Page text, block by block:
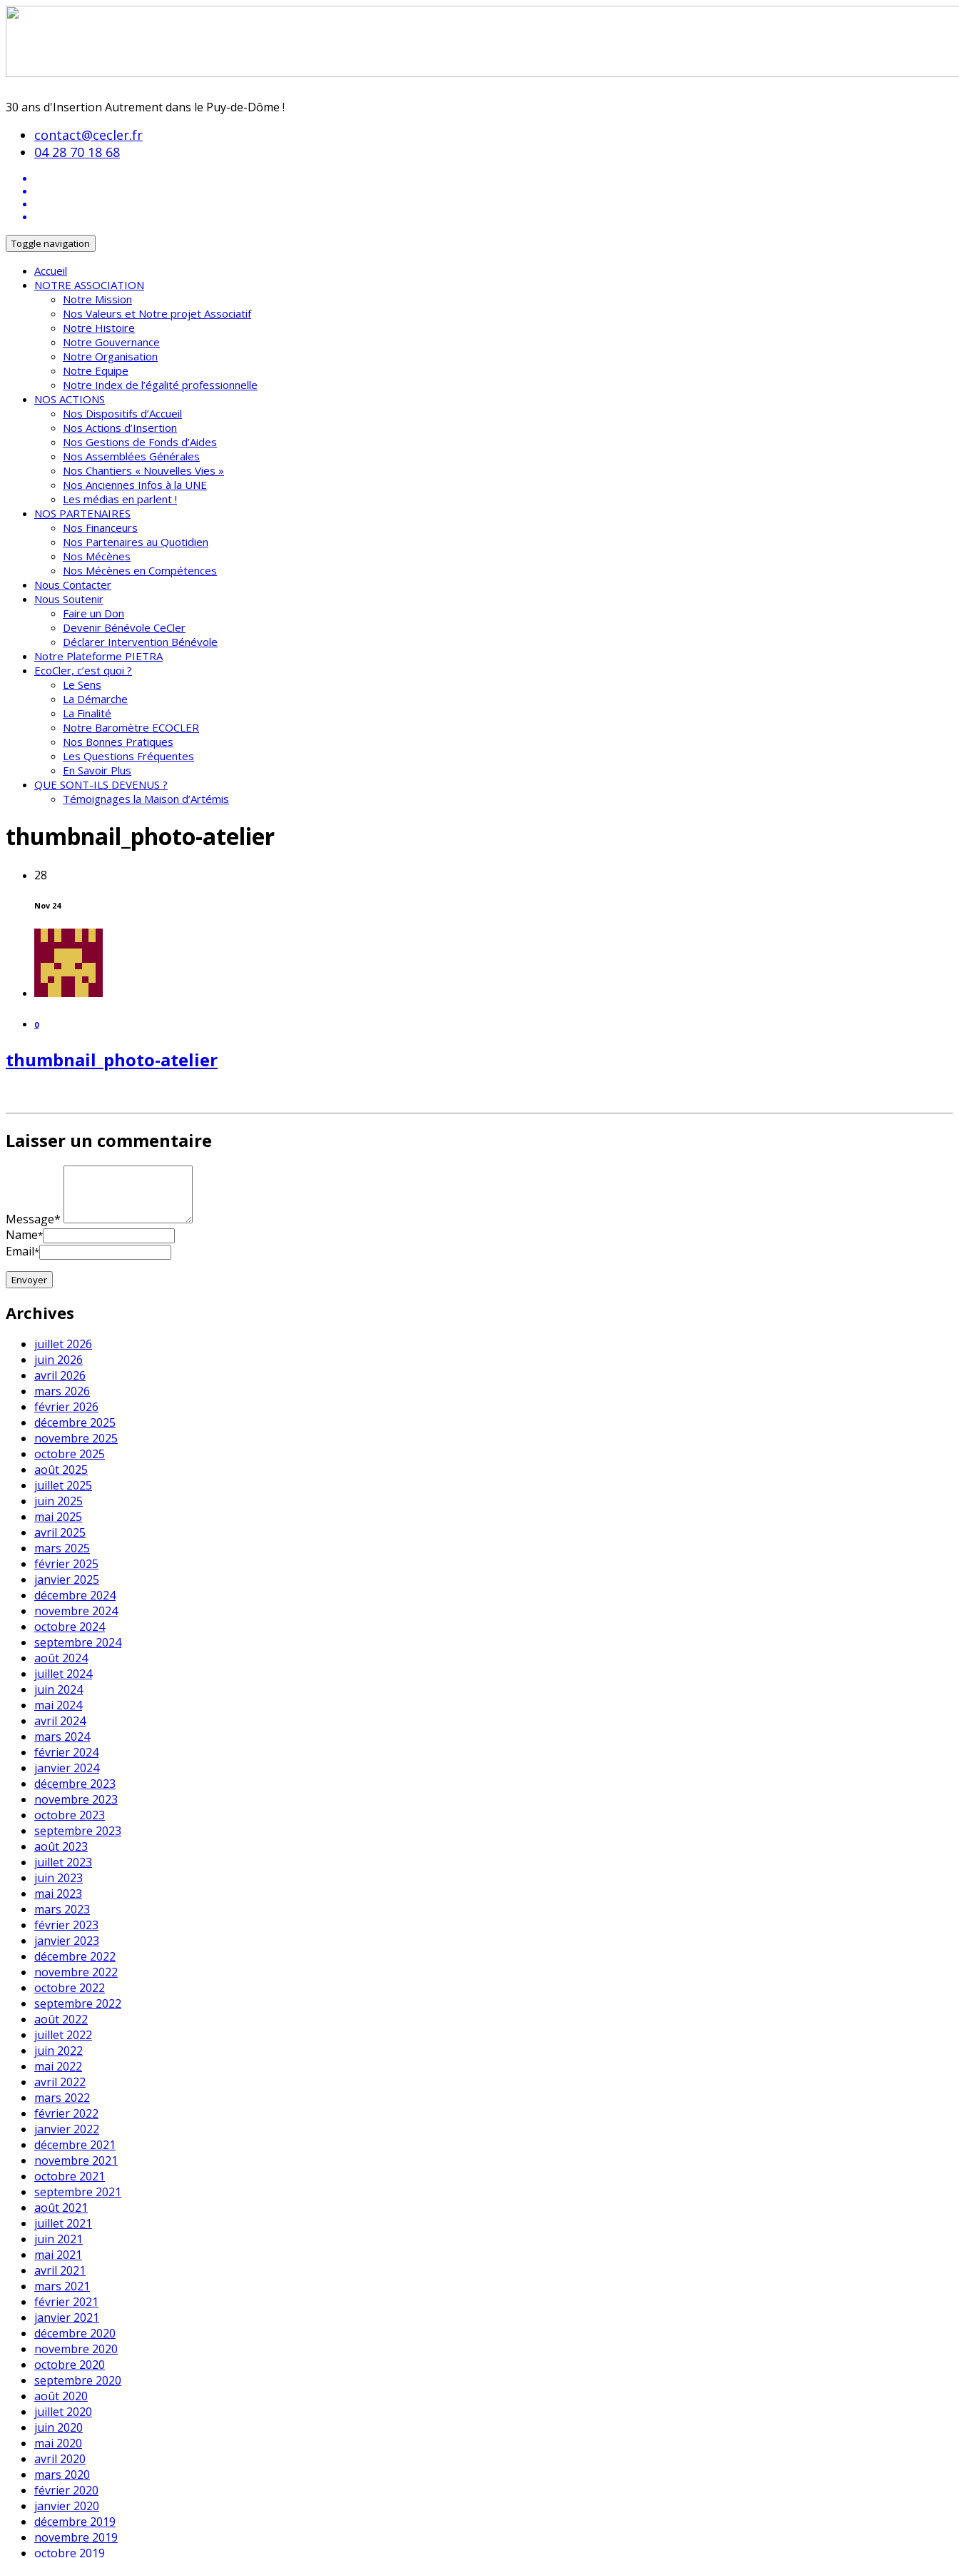
30 ans d'Insertion Autrement dans le Puy-de-Dôme !
contact@cecler.fr
04 28 70 18 68
Toggle navigation
Accueil
NOTRE ASSOCIATION
Notre Mission
Nos Valeurs et Notre projet Associatif
Notre Histoire
Notre Gouvernance
Notre Organisation
Notre Equipe
Notre Index de l’égalité professionnelle
NOS ACTIONS
Nos Dispositifs d’Accueil
Nos Actions d’Insertion
Nos Gestions de Fonds d’Aides
Nos Assemblées Générales
Nos Chantiers « Nouvelles Vies »
Nos Anciennes Infos à la UNE
Les médias en parlent !
NOS PARTENAIRES
Nos Financeurs
Nos Partenaires au Quotidien
Nos Mécènes
Nos Mécènes en Compétences
Nous Contacter
Nous Soutenir
Faire un Don
Devenir Bénévole CeCler
Déclarer Intervention Bénévole
Notre Plateforme PIETRA
EcoCler, c’est quoi ?
Le Sens
La Démarche
La Finalité
Notre Baromètre ECOCLER
Nos Bonnes Pratiques
Les Questions Fréquentes
En Savoir Plus
QUE SONT-ILS DEVENUS ?
Témoignages la Maison d’Artémis
thumbnail_photo-atelier
28
Nov 24
0
thumbnail_photo-atelier
Laisser un commentaire
Message*
Name*
Email*
Archives
juillet 2026
juin 2026
avril 2026
mars 2026
février 2026
décembre 2025
novembre 2025
octobre 2025
août 2025
juillet 2025
juin 2025
mai 2025
avril 2025
mars 2025
février 2025
janvier 2025
décembre 2024
novembre 2024
octobre 2024
septembre 2024
août 2024
juillet 2024
juin 2024
mai 2024
avril 2024
mars 2024
février 2024
janvier 2024
décembre 2023
novembre 2023
octobre 2023
septembre 2023
août 2023
juillet 2023
juin 2023
mai 2023
mars 2023
février 2023
janvier 2023
décembre 2022
novembre 2022
octobre 2022
septembre 2022
août 2022
juillet 2022
juin 2022
mai 2022
avril 2022
mars 2022
février 2022
janvier 2022
décembre 2021
novembre 2021
octobre 2021
septembre 2021
août 2021
juillet 2021
juin 2021
mai 2021
avril 2021
mars 2021
février 2021
janvier 2021
décembre 2020
novembre 2020
octobre 2020
septembre 2020
août 2020
juillet 2020
juin 2020
mai 2020
avril 2020
mars 2020
février 2020
janvier 2020
décembre 2019
novembre 2019
octobre 2019